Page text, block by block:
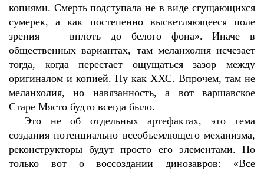
копиями. Смерть подступала не в виде сгущающихся
сумерек, а как постепенно высветляющееся поле
зрения — вплоть до белого фона». Иначе в
общественных вариантах, там меланхолия исчезает
тогда, когда перестает ощущаться зазор между
оригиналом и копией. Ну как ХХС. Впрочем, там не
меланхолия, но навязанность, а вот варшавское
Старе Място будто всегда было.
Это не об отдельных артефактах, это тема
создания потенциально всеобъемлющего механизма,
реконструкторы будут просто его элементами. Но
только вот о воссоздании динозавров: «Все